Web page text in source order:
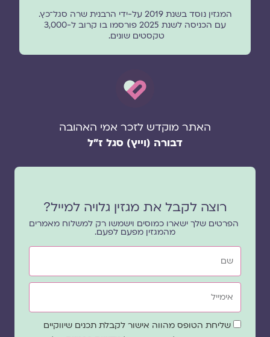
המגזין נוסד בשנת 2019 על-ידי הרבנית שרה סגל־כץ.
עם הכניסה לשנת 2025 פורסמו בו קרוב ל-3,000
טקסטים שונים.
האתר מוקדש לזכר אמי האהובה
דבורה (וייץ) סגל ז"ל
רוצה לקבל את מגזין גלויה למייל?
הפרטים שלך ישארו כמוסים וישמשו רק למשלוח מאמרים
מהמגזין מפעם לפעם.
שם
אימייל
שדה
הסכמה
שליחת הטופס מהווה אישור לקבלת תכנים שיווקיים